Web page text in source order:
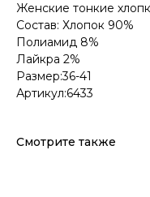
Женские тонкие
Состав: Хлопок 90%
Полиамид 8%
Лайкра 2%
Размер:36-41
Артикул:6433
Смотрите также